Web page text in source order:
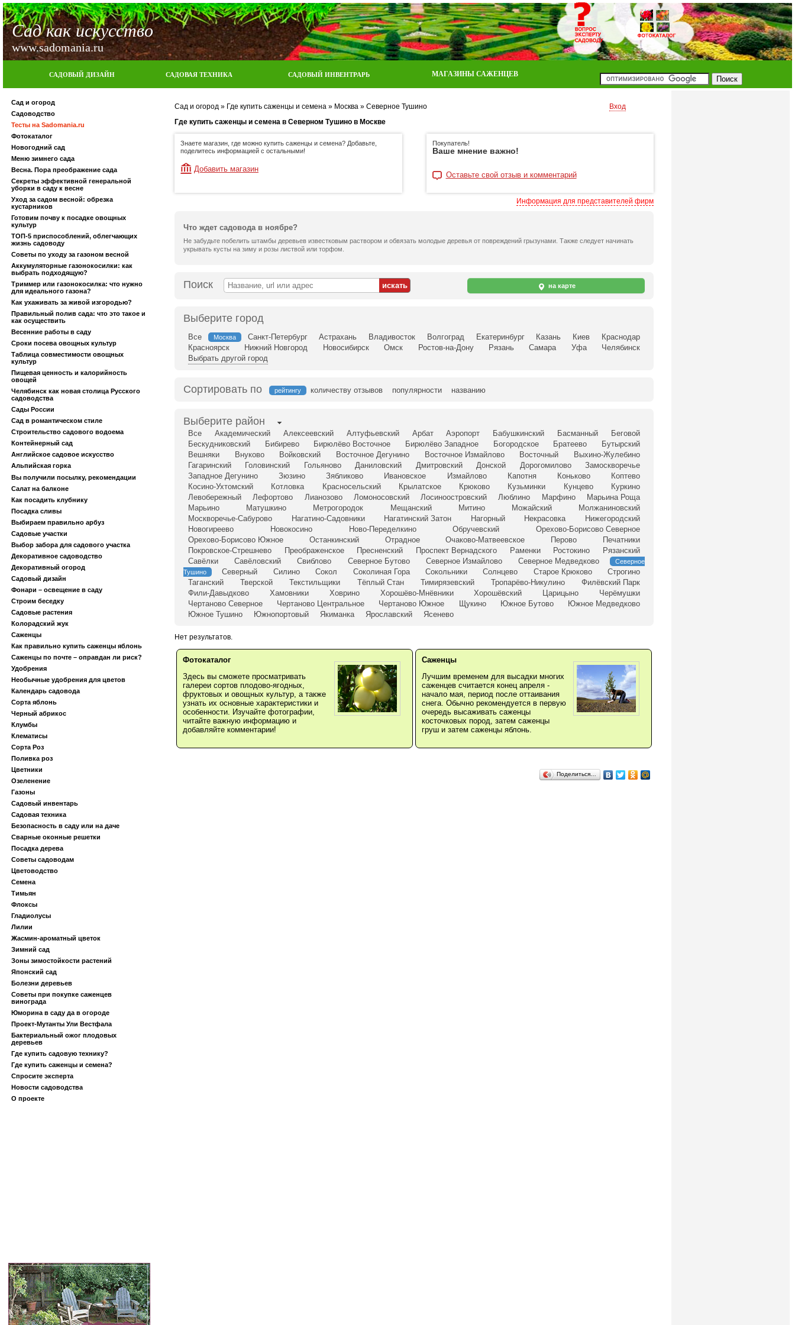
Сад как искусство
www.sadomania.ru
САДОВЫЙ ДИЗАЙН САДОВАЯ ТЕХНИКА САДОВЫЙ ИНВЕНТРАРЬ МАГАЗИНЫ САЖЕНЦЕВ
Сад и огород
Садоводство
Тесты на Sadomania.ru
Фотокаталог
Новогодний сад
Меню зимнего сада
Весна. Пора преображение сада
Секреты эффективной генеральной
уборки в саду к весне
Уход за садом весной: обрезка
кустарников
Готовим почву к посадке овощных
культур
ТОП-5 приспособлений, облегчающих
жизнь садоводу
Советы по уходу за газоном весной
Аккумуляторные газонокосилки: как
выбрать подходящую?
Триммер или газонокосилка: что нужно
для идеального газона?
Как ухаживать за живой изгородью?
Правильный полив сада: что это такое и
как осуществить
Весенние работы в саду
Сроки посева овощных культур
Таблица совместимости овощных
культур
Пищевая ценность и калорийность
овощей
Челябинск как новая столица Русского
садоводства
Сады России
Сад в романтическом стиле
Строительство садового водоема
Контейнерный сад
Английское садовое искусство
Альпийская горка
Вы получили посылку, рекомендации
Салат на балконе
Как посадить клубнику
Посадка сливы
Выбираем правильно арбуз
Садовые участки
Выбор забора для садового участка
Декоративное садоводство
Декоративный огород
Садовый дизайн
Фонари – освещение в саду
Строим беседку
Садовые растения
Колорадский жук
Саженцы
Как правильно купить саженцы яблонь
Саженцы по почте – оправдан ли риск?
Удобрения
Необычные удобрения для цветов
Календарь садовода
Сорта яблонь
Черный абрикос
Клумбы
Клематисы
Сорта Роз
Поливка роз
Цветники
Озеленение
Газоны
Садовый инвентарь
Садовая техника
Безопасность в саду или на даче
Сварные оконные решетки
Посадка дерева
Советы садоводам
Цветоводство
Семена
Тимьян
Флоксы
Гладиолусы
Лилии
Жасмин-ароматный цветок
Зимний сад
Зоны зимостойкости растений
Японский сад
Болезни деревьев
Советы при покупке саженцев
винограда
Юморина в саду да в огороде
Проект-Мутанты Ули Вестфала
Бактериальный ожог плодовых
деревьев
Где купить садовую технику?
Где купить саженцы и семена?
Спросите эксперта
Новости садоводства
О проекте
Сад и огород » Где купить саженцы и семена » Москва » Северное Тушино
Вход
Где купить саженцы и семена в Северном Тушино в Москве
Знаете магазин, где можно купить саженцы и семена? Добавьте,
поделитесь информацией с остальными!
Добавить магазин
Покупатель!
Ваше мнение важно!
Оставьте свой отзыв и комментарий
Информация для представителей фирм
Что ждет садовода в ноябре?
Не забудьте побелить штамбы деревьев известковым раствором и обвязать молодые деревья от повреждений грызунами. Также следует начинать
укрывать кусты на зиму и розы листвой или торфом.
Поиск на карте
Выберите город
Все Москва Санкт-Петербург Астрахань Владивосток Волгоград Екатеринбург Казань Киев
Краснодар
Красноярск
Нижний Новгород Новосибирск Омск Ростов-на-Дону Рязань Самара Уфа
Челябинск
Выбрать другой город
Сортировать по рейтингу количеству отзывов популярности названию
Выберите район
Все Академический Алексеевский Алтуфьевский Арбат Аэропорт Бабушкинский Басманный
Беговой
Бескудниковский
Бибирево Бирюлёво Восточное Бирюлёво Западное Богородское Братеево
Бутырский
Вешняки
Внуково Войковский Восточное Дегунино Восточное Измайлово Восточный
Выхино-Жулебино
Гагаринский
Головинский Гольяново Даниловский Дмитровский Донской Дорогомилово
Замоскворечье
Западное Дегунино
Зюзино Зябликово Ивановское Измайлово Капотня Коньково
Коптево
Косино-Ухтомский
Котловка Красносельский Крылатское Крюково Кузьминки Кунцево
Куркино
Левобережный
Лефортово Лианозово Ломоносовский Лосиноостровский Люблино Марфино
Марьина Роща
Марьино
Матушкино Метрогородок Мещанский Митино Можайский
Молжаниновский
Москворечье-Сабурово
Нагатино-Садовники Нагатинский Затон Нагорный Некрасовка
Нижегородский
Новогиреево
Новокосино Ново-Переделкино Обручевский
Орехово-Борисово Северное
Орехово-Борисово Южное
Останкинский Отрадное Очаково-Матвеевское Перово
Печатники
Покровское-Стрешнево
Преображенское Пресненский Проспект Вернадского Раменки Ростокино
Рязанский
Савёлки
Савёловский Свиблово Северное Бутово Северное Измайлово Северное Медведково
Северное
Тушино
Северный Силино Сокол Соколиная Гора Сокольники Солнцево Старое Крюково
Строгино
Таганский
Тверской Текстильщики Тёплый Стан Тимирязевский Тропарёво-Никулино
Филёвский Парк
Фили-Давыдково
Хамовники Ховрино Хорошёво-Мнёвники Хорошёвский Царицыно
Черёмушки
Чертаново Северное
Чертаново Центральное Чертаново Южное Щукино Южное Бутово
Южное Медведково
Южное Тушино
Южнопортовый Якиманка Ярославский Ясенево
Нет результатов.
Фотокаталог
Здесь вы сможете просматривать
галереи сортов плодово-ягодных,
фруктовых и овощных культур, а также
узнать их основные характеристики и
особенности. Изучайте фотографии,
читайте важную информацию и
добавляйте комментарии!
Саженцы
Лучшим временем для высадки многих
саженцев считается конец апреля -
начало мая, период после оттаивания
снега. Обычно рекомендуется в первую
очередь высаживать саженцы
косточковых пород, затем саженцы
груш и затем саженцы яблонь.
Поделиться…